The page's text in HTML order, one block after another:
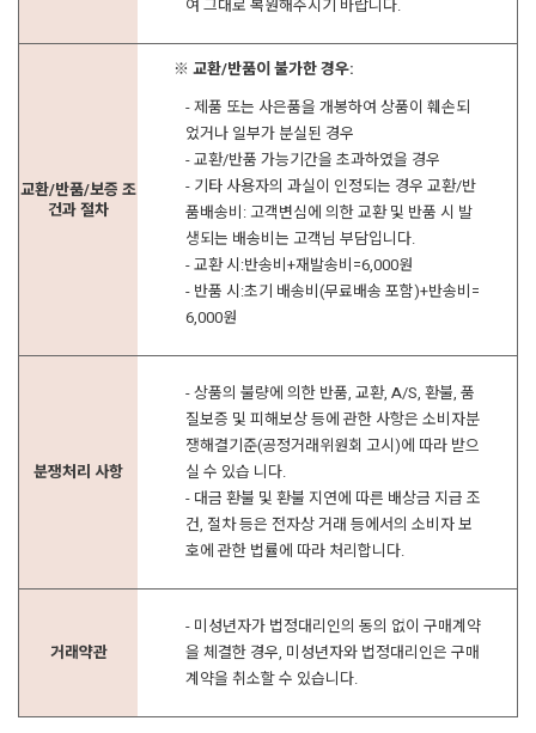
여 그대로 복원해주시기 바랍니다.
교환/반품/보증 조
건과 절차
※ 교환/반품이 불가한 경우:
- 제품 또는 사은품을 개봉하여 상품이 훼손되
었거나 일부가 분실된 경우
- 교환/반품 가능기간을 초과하였을 경우
- 기타 사용자의 과실이 인정되는 경우 교환/반
품배송비: 고객변심에 의한 교환 및 반품 시 발
생되는 배송비는 고객님 부담입니다.
- 교환 시:반송비+재발송비=6,000원
- 반품 시:초기 배송비(무료배송 포함)+반송비=
6,000원
분쟁처리 사항
- 상품의 불량에 의한 반품, 교환, A/S, 환불, 품
질보증 및 피해보상 등에 관한 사항은 소비자분
쟁해결기준(공정거래위원회 고시)에 따라 받으
실 수 있습 니다.
- 대금 환불 및 환불 지연에 따른 배상금 지급 조
건, 절차 등은 전자상 거래 등에서의 소비자 보
호에 관한 법률에 따라 처리합니다.
거래약관
- 미성년자가 법정대리인의 동의 없이 구매계약
을 체결한 경우, 미성년자와 법정대리인은 구매
계약을 취소할 수 있습니다.